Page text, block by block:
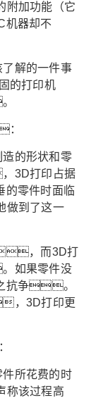
加功能（它
器却不
解的一件事
的打印机
：
的形状和零
打印占据
零件时面临
到了这一
，而3D打
如果零件没
抗争。
，3D打印更
所花费的时
该过程高